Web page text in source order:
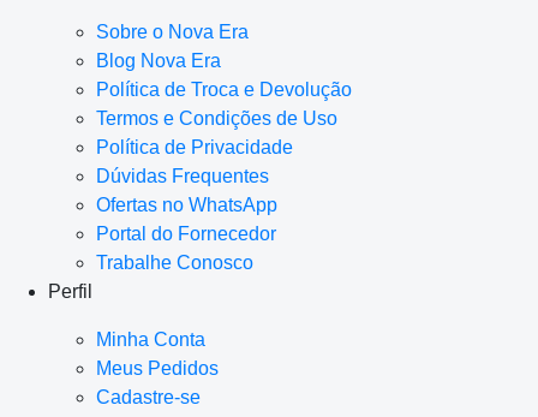
Sobre o Nova Era
Blog Nova Era
Política de Troca e Devolução
Termos e Condições de Uso
Política de Privacidade
Dúvidas Frequentes
Ofertas no WhatsApp
Portal do Fornecedor
Trabalhe Conosco
Perfil
Minha Conta
Meus Pedidos
Cadastre-se